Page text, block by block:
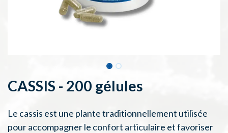
CASSIS - 200 gélules
Le cassis est une plante traditionnellement utilisée
pour accompagner le confort articulaire et favoriser